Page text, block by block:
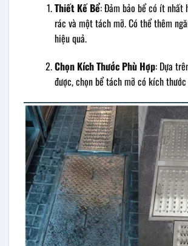
Thiết Kế Bể: Đảm bảo bể có ít nhất
rác và một tách mỡ. Có thể thêm
hiệu quả.
Chọn Kích Thước Phù Hợp: Dựa
được, chọn bể tách mỡ có kích thước